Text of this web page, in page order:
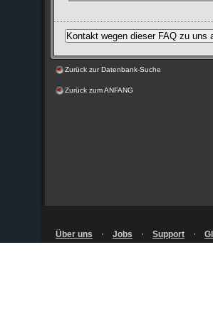
du dich nicht mehr ins Spiel
Mehr zum Notfallpasswort für die
Konto entfernen und dich dann
entfernen, logge dich in die
nach unten bis zu „Andere
ähnliche)“ und folge dann den
Zurück zur Datenbank-Suche
Zurück zum ANFANG
Über uns ・ Jobs ・ Support ・